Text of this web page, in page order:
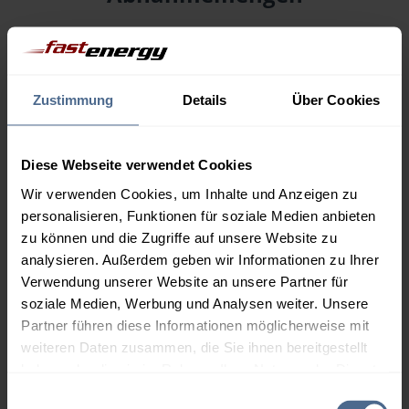
Zustimmung Details Über Cookies
Diese Webseite verwendet Cookies
Wir verwenden Cookies, um Inhalte und Anzeigen zu
personalisieren, Funktionen für soziale Medien anbieten
zu können und die Zugriffe auf unsere Website zu
analysieren. Außerdem geben wir Informationen zu Ihrer
Verwendung unserer Website an unsere Partner für
soziale Medien, Werbung und Analysen weiter. Unsere
Partner führen diese Informationen möglicherweise mit
weiteren Daten zusammen, die Sie ihnen bereitgestellt
Menge
1.000 Liter 0,00 €
2.000 Liter
157,17 €
3.000 Liter
155,33 €
155,33 €
0,00 €
5.000 Liter
153,86 €
153,86 €
Preise für Heizöl in Standardqualität nach Ö-Norm C 1109 in € / 100
Liter inkl. MwSt. und Lieferung bei einer Lieferstelle.